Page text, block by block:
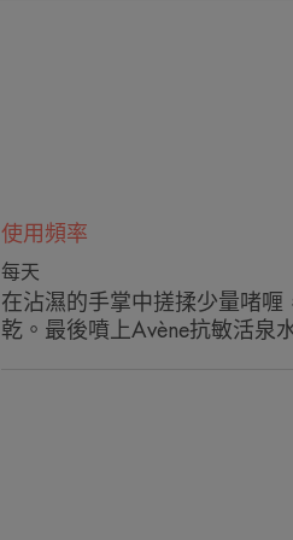
使用頻率
每天
在沾濕的手掌中搓揉少量啫
乾。最後噴上Avène抗敏活泉